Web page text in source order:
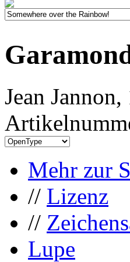
Jean Jannon,
Mehr zur
// Lizenz
//
Lupe